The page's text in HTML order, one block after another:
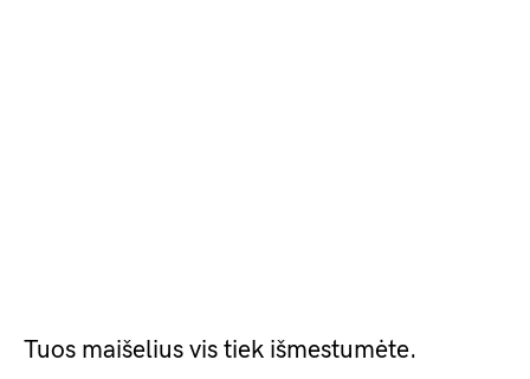
Tuos maišelius vis tiek išmestumėte.